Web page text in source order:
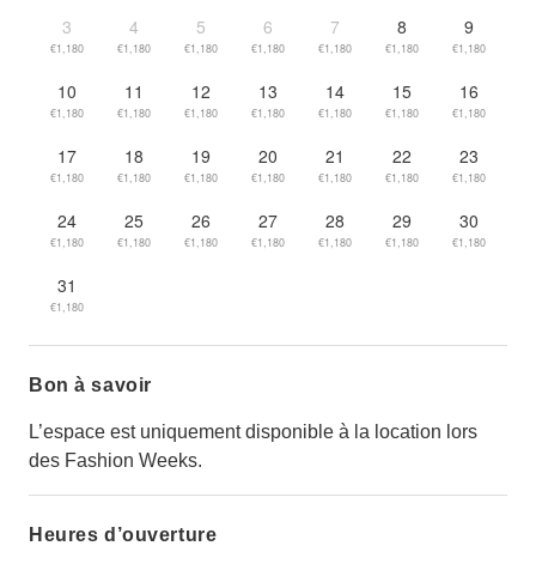
3
€1,180
4
€1,180
5
€1,180
6
€1,180
7
€1,180
8
€1,180
9
€1,180
10
€1,180
11
€1,180
12
€1,180
13
€1,180
14
€1,180
15
€1,180
16
€1,180
17
€1,180
18
€1,180
19
€1,180
20
€1,180
21
€1,180
22
€1,180
23
€1,180
24
€1,180
25
€1,180
26
€1,180
27
€1,180
28
€1,180
29
€1,180
30
€1,180
31
€1,180
Bon à savoir
L’espace est uniquement disponible à la location lors
des Fashion Weeks.
Heures d’ouverture